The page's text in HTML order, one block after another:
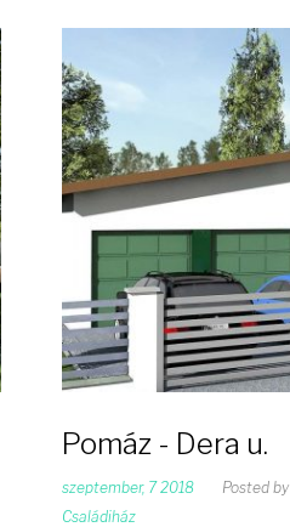
Pomáz - Dera u.
szeptember, 7 2018 Posted by
Családiház